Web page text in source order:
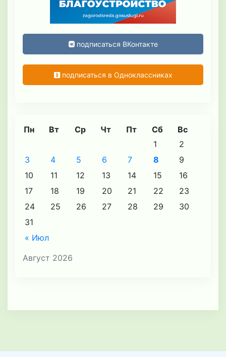
подписаться ВКонтакте
подписаться в Одноклассниках
Август 2026
Пн Вт Ср Чт Пт Сб Вс
« Июл
1
2
3
4 5 6 7 8
9
10
11 12 13 14 15
16
17
18 19 20 21 22
23
24
25 26 27 28 29
30
31